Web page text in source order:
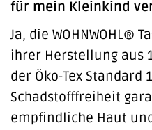
für mein Kleinkind
Ja, die WOHNWOHL®
ihrer Herstellung aus
der Öko-Tex
Schadstofffreiheit
empfindliche Haut